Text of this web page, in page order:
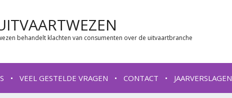
behandelt klachten van consumenten over de uitvaartbranche
VEEL GESTELDE VRAGEN CONTACT JAARVERSLAGEN